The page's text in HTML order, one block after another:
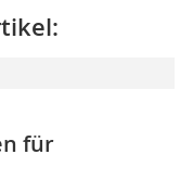
für